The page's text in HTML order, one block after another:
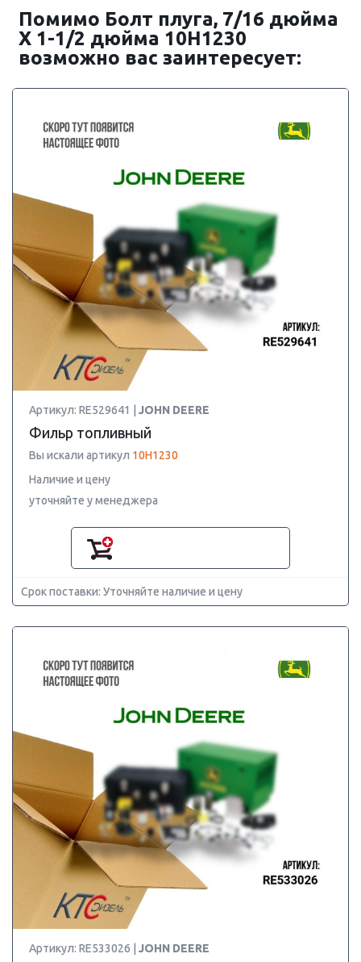
Помимо Болт плуга, 7/16 дюйма
X 1-1/2 дюйма 10H1230
возможно вас заинтересует:
Артикул: RE529641 | JOHN DEERE
Фильр топливный
Вы искали артикул 10H1230
Наличие и цену
уточняйте у менеджера
Срок поставки: Уточняйте наличие и цену
Артикул: RE533026 | JOHN DEERE